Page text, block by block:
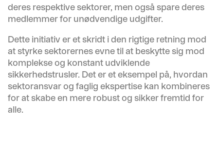
deres respektive sektorer, men også spare deres
medlemmer for unødvendige udgifter.
Dette initiativ er et skridt i den rigtige retning mod
at styrke sektorernes evne til at beskytte sig mod
komplekse og konstant udviklende
sikkerhedstrusler. Det er et eksempel på, hvordan
sektoransvar og faglig ekspertise kan kombineres
for at skabe en mere robust og sikker fremtid for
alle.